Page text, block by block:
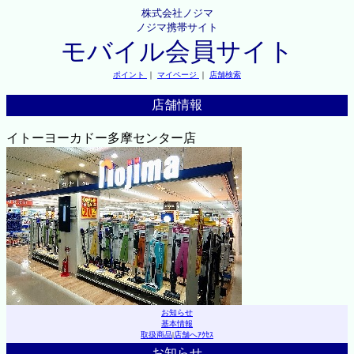
株式会社ノジマ
ノジマ携帯サイト
モバイル会員サイト
ポイント ｜ マイページ ｜ 店舗検索
店舗情報
イトーヨーカドー多摩センター店
お知らせ
基本情報
取扱商品|店舗へｱｸｾｽ